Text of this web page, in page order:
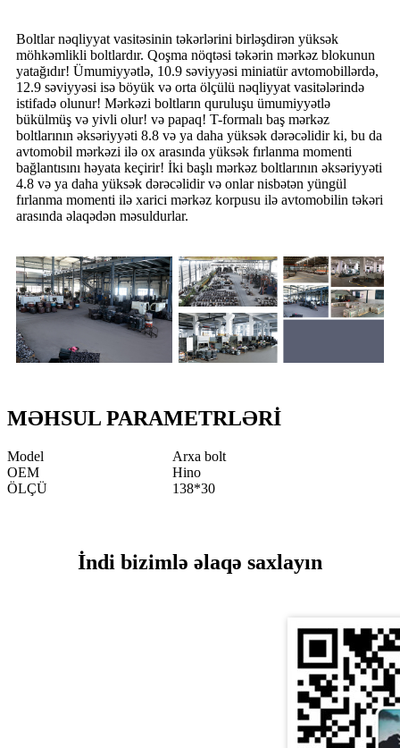
Boltlar nəqliyyat vasitəsinin təkərlərini birləşdirən yüksək
möhkəmlikli boltlardır. Qoşma nöqtəsi təkərin mərkəz blokunun
yatağıdır! Ümumiyyətlə, 10.9 səviyyəsi miniatür avtomobillərdə,
12.9 səviyyəsi isə böyük və orta ölçülü nəqliyyat vasitələrində
istifadə olunur! Mərkəzi boltların quruluşu ümumiyyətlə
bükülmüş və yivli olur! və papaq! T-formalı baş mərkəz
boltlarının əksəriyyəti 8.8 və ya daha yüksək dərəcəlidir ki, bu da
avtomobil mərkəzi ilə ox arasında yüksək fırlanma momenti
bağlantısını həyata keçirir! İki başlı mərkəz boltlarının əksəriyyəti
4.8 və ya daha yüksək dərəcəlidir və onlar nisbətən yüngül
fırlanma momenti ilə xarici mərkəz korpusu ilə avtomobilin təkəri
arasında əlaqədən məsuldurlar.
MƏHSUL PARAMETRLƏRİ
Model
Arxa bolt
OEM
Hino
ÖLÇÜ
138*30
İndi bizimlə əlaqə saxlayın